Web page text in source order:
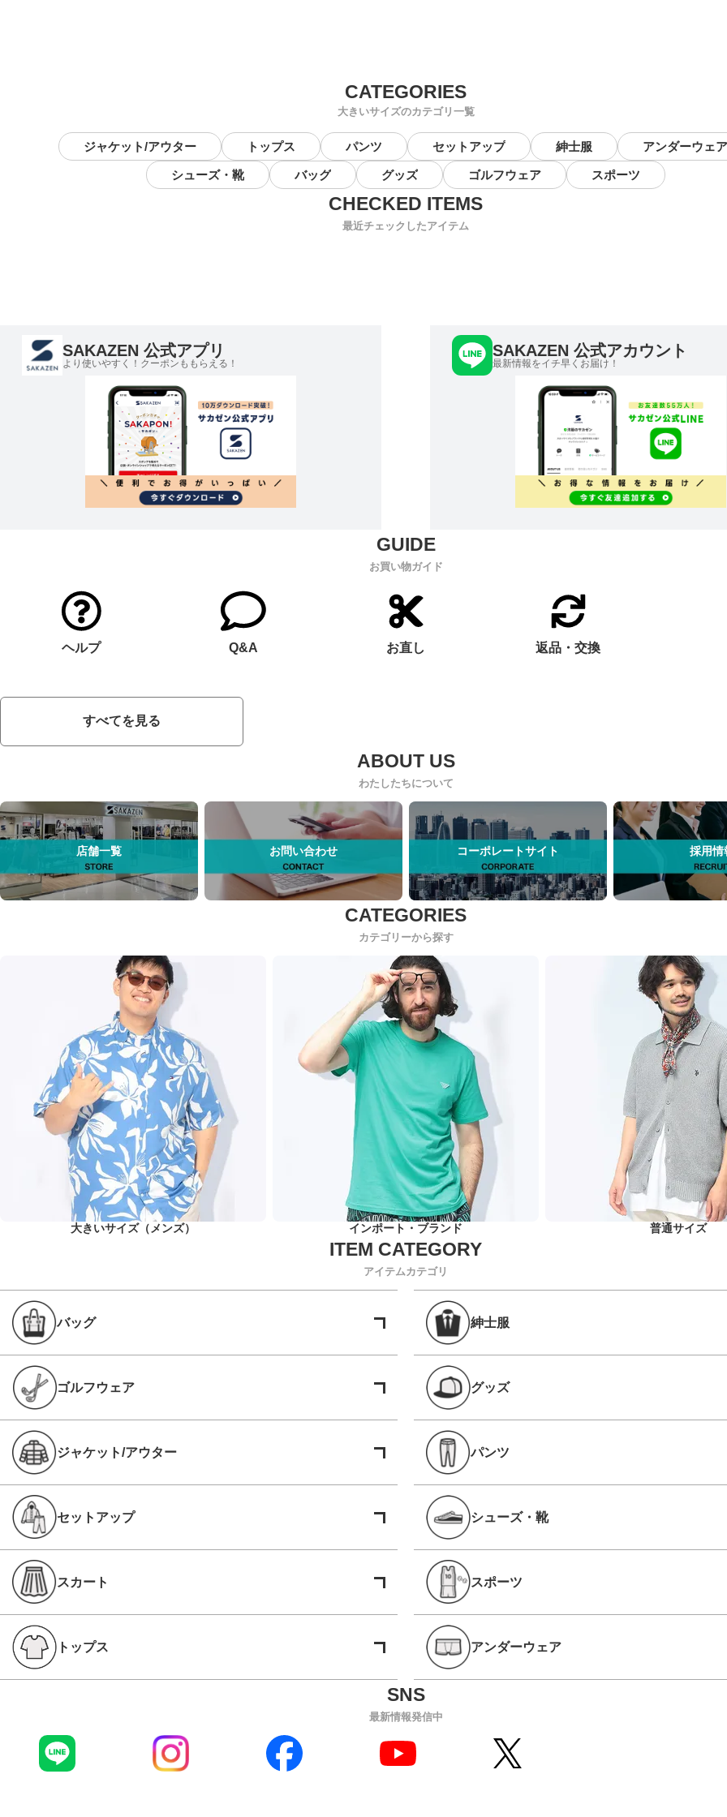
大きいサイズのカテゴリ一覧
ジャケット/アウター トップス パンツ セットアップ 紳士服 アンダーウェア
シューズ・靴 バッグ グッズ ゴルフウェア スポーツ
最近チェックしたアイテム
SAKAZEN 公式アプリ
より使いやすく！クーポンももらえる！
SAKAZEN 公式アカウント
最新情報をイチ早くお届け！
お買い物ガイド
ヘルプ Q&A お直し 返品・交換
すべてを見る
わたしたちについて
店舗一覧 お問い合わせ コーポレートサイト 採用情
カテゴリーから探す
大きいサイズ（メンズ） インポート・ブランド 普通サイズ
アイテムカテゴリ
バッグ 紳士服
ゴルフウェア グッズ
ジャケット/アウター パンツ
セットアップ シューズ・靴
スカート スポーツ
トップス アンダーウェア
最新情報発信中